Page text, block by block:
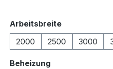
Arbeitsbreiteauswählen
2000
2500 3000
Beheizungauswählen